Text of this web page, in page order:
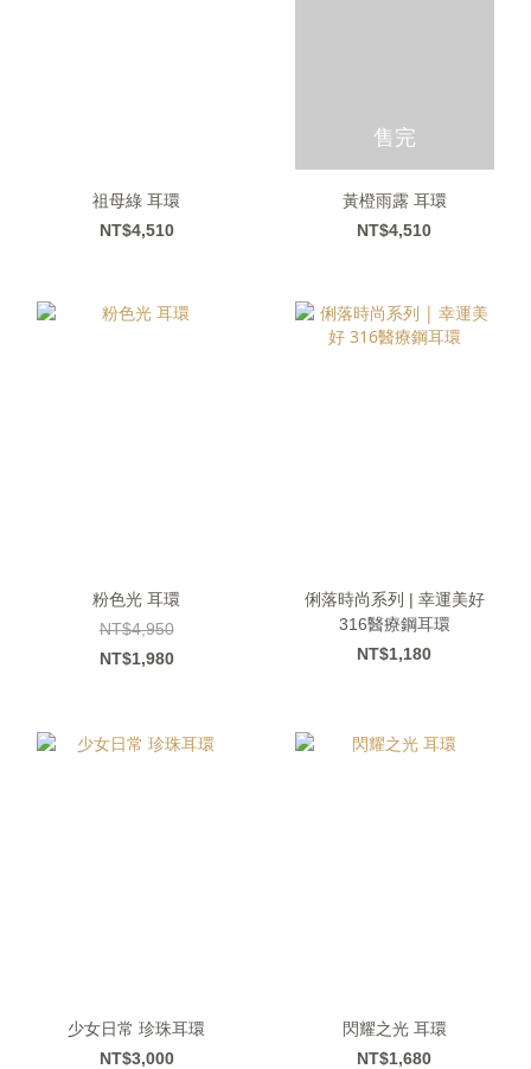
祖母綠 耳環
NT$4,510
售完
黃橙雨露 耳環
NT$4,510
粉色光 耳環
NT$4,950
NT$1,980
俐落時尚系列 | 幸運美好
316醫療鋼耳環
NT$1,180
少女日常 珍珠耳環
NT$3,000
閃耀之光 耳環
NT$1,680